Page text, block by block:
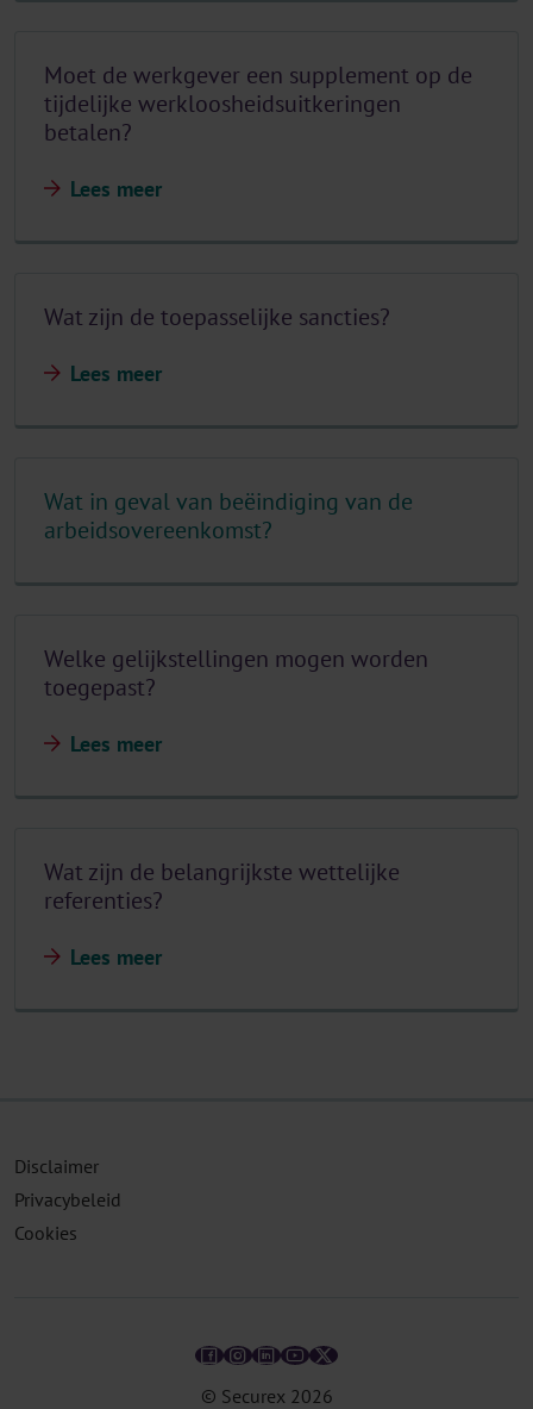
Moet de werkgever een supplement op de
tijdelijke werkloosheidsuitkeringen
betalen?
Lees meer
Wat zijn de toepasselijke sancties?
Lees meer
Wat in geval van beëindiging van de
arbeidsovereenkomst?
Welke gelijkstellingen mogen worden
toegepast?
Lees meer
Wat zijn de belangrijkste wettelijke
referenties?
Lees meer
© Securex 2026
Disclaimer
Privacybeleid
Cookies